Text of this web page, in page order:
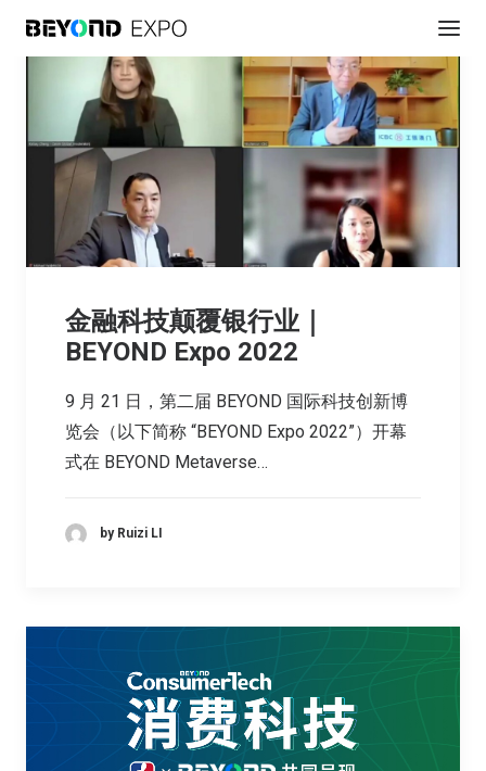
金融科技颠覆银行业｜
BEYOND Expo 2022
9 月 21 日，第二届 BEYOND 国际科技创新博
览会（以下简称 “BEYOND Expo 2022”）开幕
式在 BEYOND Metaverse…
by Ruizi LI